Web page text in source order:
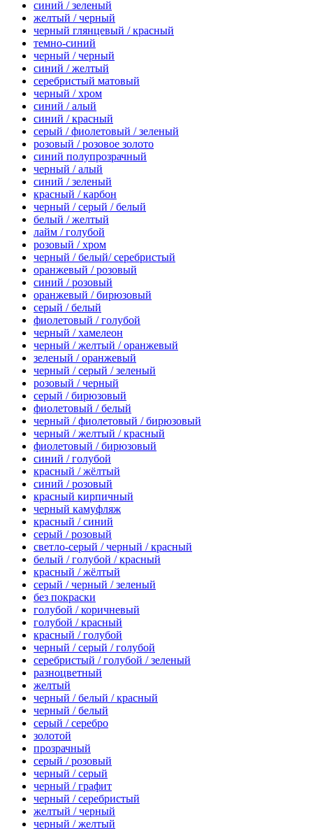
синий / зеленый
желтый / черный
черный глянцевый / красный
темно-синий
черный / черный
синий / желтый
серебристый матовый
черный / хром
синий / алый
синий / красный
серый / фиолетовый / зеленый
розовый / розовое золото
синий полупрозрачный
черный / алый
синий / зеленый
красный / карбон
черный / серый / белый
белый / желтый
лайм / голубой
розовый / хром
черный / белый/ серебристый
оранжевый / розовый
синий / розовый
оранжевый / бирюзовый
серый / белый
фиолетовый / голубой
черный / хамелеон
черный / желтый / оранжевый
зеленый / оранжевый
черный / серый / зеленый
розовый / черный
серый / бирюзовый
фиолетовый / белый
черный / фиолетовый / бирюзовый
черный / желтый / красный
фиолетовый / бирюзовый
синий / голубой
красный / жёлтый
синий / розовый
красный кирпичный
черный камуфляж
красный / синий
серый / розовый
светло-серый / черный / красный
белый / голубой / красный
красный / жёлтый
серый / черный / зеленый
без покраски
голубой / коричневый
голубой / красный
красный / голубой
черный / серый / голубой
серебристый / голубой / зеленый
разноцветный
желтый
черный / белый / красный
черный / белый
серый / серебро
золотой
прозрачный
серый / розовый
черный / серый
черный / графит
черный / серебристый
желтый / черный
черный / желтый